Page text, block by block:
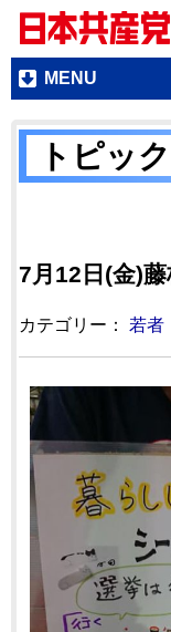
MENU
トピッ
7月12日(金)
カテゴリー： 若者